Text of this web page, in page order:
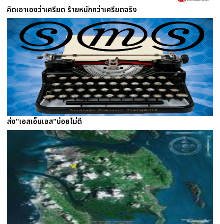
คิดเอาเองว่าเครียด ร้ายหนักกว่าเครียดจริง
ส่ง"เอสเอ็มเอส"บ่อยไม่ดี